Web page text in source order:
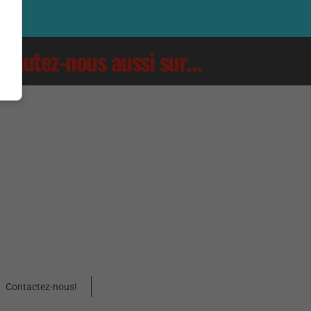
Écoutez-nous aussi sur…
Contactez-nous!